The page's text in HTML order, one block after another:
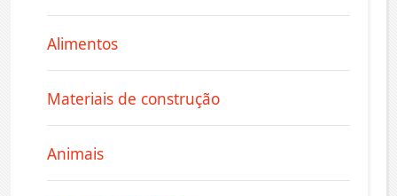
Alimentos
Materiais de construção
Animais